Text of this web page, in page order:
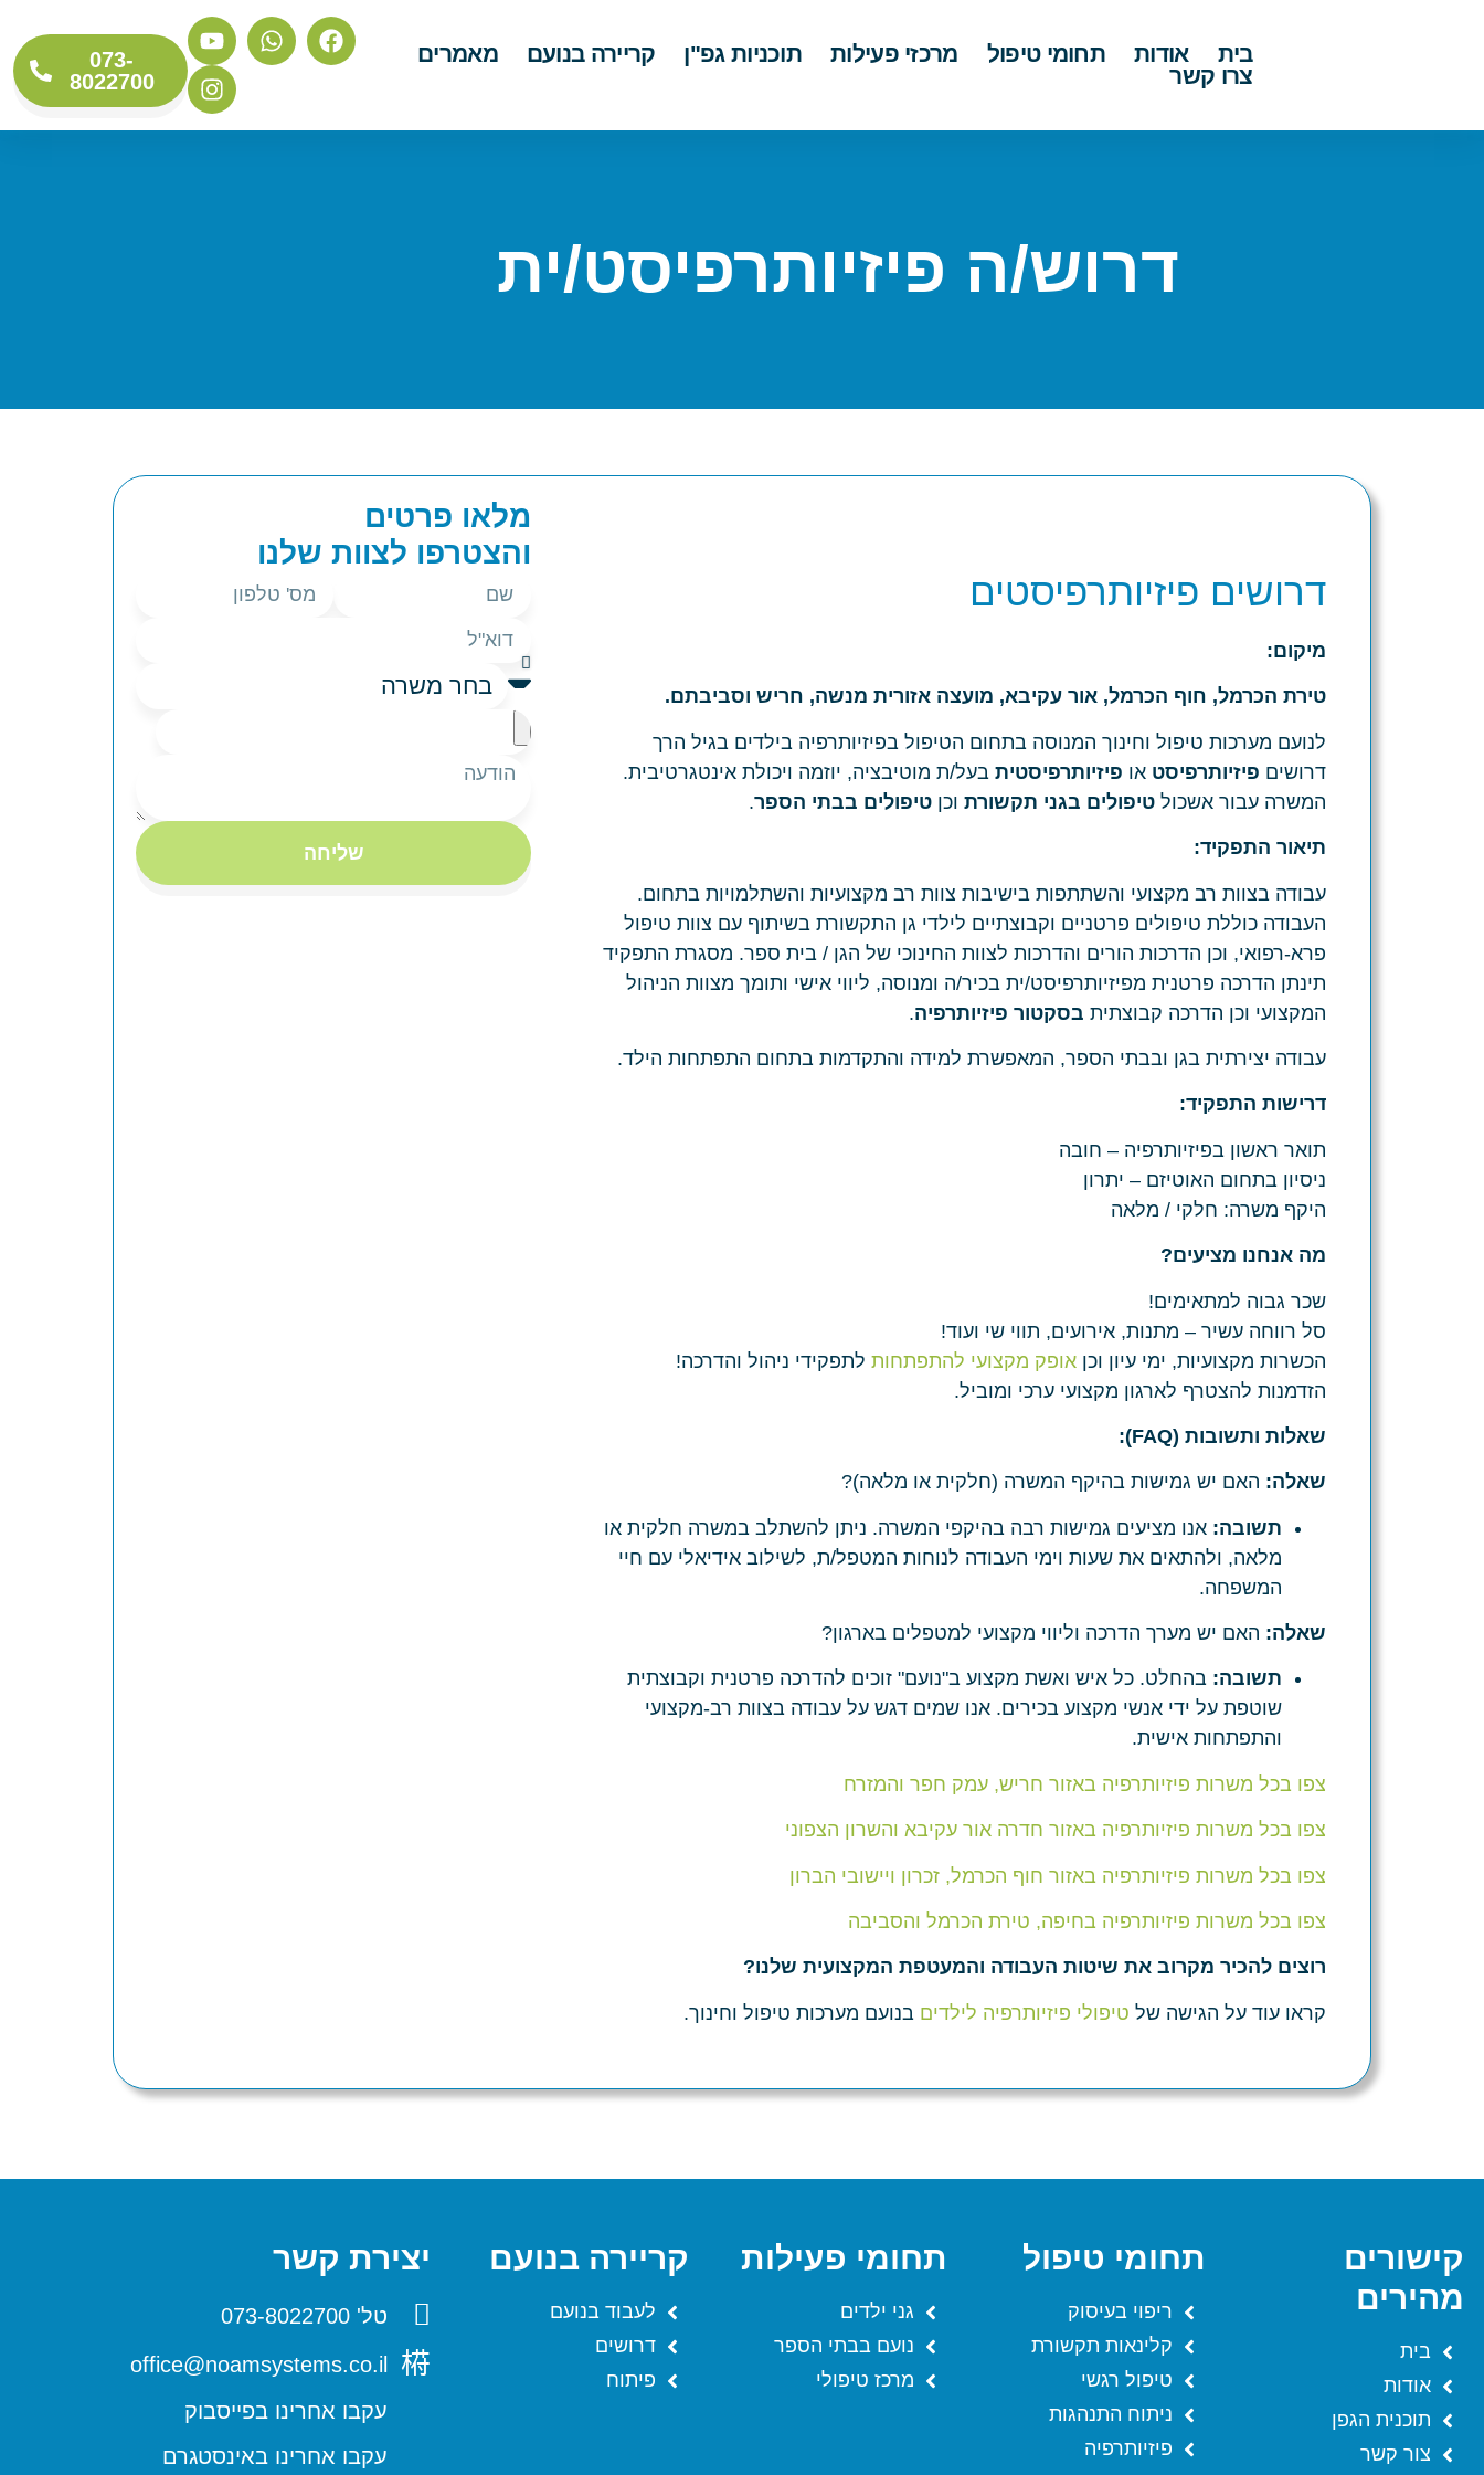
בית אודות תחומי טיפול מרכזי פעילות תוכניות גפ"ן קריירה בנועם
מאמרים
צרו קשר
073-
8022700
דרוש/ה פיזיותרפיסט/ית
דרושים פיזיותרפיסטים
מיקום:
טירת הכרמל, חוף הכרמל, אור עקיבא, מועצה אזורית מנשה, חריש וסביבתם.
לנועם מערכות טיפול וחינוך המנוסה בתחום הטיפול בפיזיותרפיה בילדים בגיל הרך
דרושים פיזיותרפיסט או פיזיותרפיסטית בעל/ת מוטיבציה, יוזמה ויכולת אינטגרטיבית.
המשרה עבור אשכול טיפולים בגני תקשורת וכן טיפולים בבתי הספר.
תיאור התפקיד:
עבודה בצוות רב מקצועי והשתתפות בישיבות צוות רב מקצועיות והשתלמויות בתחום.
העבודה כוללת טיפולים פרטניים וקבוצתיים לילדי גן התקשורת בשיתוף עם צוות טיפול
פרא-רפואי, וכן הדרכות הורים והדרכות לצוות החינוכי של הגן / בית ספר. מסגרת התפקיד
תינתן הדרכה פרטנית מפיזיותרפיסט/ית בכיר/ה ומנוסה, ליווי אישי ותומך מצוות הניהול
המקצועי וכן הדרכה קבוצתית בסקטור פיזיותרפיה.
עבודה יצירתית בגן ובבתי הספר, המאפשרת למידה והתקדמות בתחום התפתחות הילד.
דרישות התפקיד:
תואר ראשון בפיזיותרפיה – חובה
ניסיון בתחום האוטיזם – יתרון
היקף משרה: חלקי / מלאה
מה אנחנו מציעים?
שכר גבוה למתאימים!
סל רווחה עשיר – מתנות, אירועים, תווי שי ועוד!
הכשרות מקצועיות, ימי עיון וכן אופק מקצועי להתפתחות לתפקידי ניהול והדרכה!
הזדמנות להצטרף לארגון מקצועי ערכי ומוביל.
שאלות ותשובות (FAQ):
שאלה: האם יש גמישות בהיקף המשרה (חלקית או מלאה)?
תשובה: אנו מציעים גמישות רבה בהיקפי המשרה. ניתן להשתלב במשרה חלקית או
מלאה, ולהתאים את שעות וימי העבודה לנוחות המטפל/ת, לשילוב אידיאלי עם חיי
המשפחה.
שאלה: האם יש מערך הדרכה וליווי מקצועי למטפלים בארגון?
תשובה: בהחלט. כל איש ואשת מקצוע ב"נועם" זוכים להדרכה פרטנית וקבוצתית
שוטפת על ידי אנשי מקצוע בכירים. אנו שמים דגש על עבודה בצוות רב-מקצועי
והתפתחות אישית.
צפו בכל משרות פיזיותרפיה באזור חריש, עמק חפר והמזרח
צפו בכל משרות פיזיותרפיה באזור חדרה אור עקיבא והשרון הצפוני
צפו בכל משרות פיזיותרפיה באזור חוף הכרמל, זכרון ויישובי הברון
צפו בכל משרות פיזיותרפיה בחיפה, טירת הכרמל והסביבה
רוצים להכיר מקרוב את שיטות העבודה והמעטפת המקצועית שלנו?
קראו עוד על הגישה של טיפולי פיזיותרפיה לילדים בנועם מערכות טיפול וחינוך.
מלאו פרטים
והצטרפו לצוות שלנו
שליחה
קישורים
מהירים
בית
אודות
תוכנית הגפן
צור קשר
תחומי טיפול
ריפוי בעיסוק
קלינאות תקשורת
טיפול רגשי
ניתוח התנהגות
פיזיותרפיה
תחומי פעילות
גני ילדים
נועם בבתי הספר
מרכז טיפולי
קריירה בנועם
לעבוד בנועם
דרושים
פיתוח
יצירת קשר
טל' 073-8022700
office@noamsystems.co.il
עקבו אחרינו בפייסבוק
עקבו אחרינו באינסטגרם